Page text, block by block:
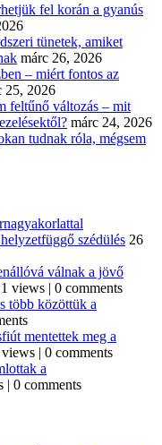
fel korán a gyanús
tünetek, amiket
márc 26, 2026
– miért fontos az
25, 2026
feltűnő változás – mit
márc 24, 2026
tudnak róla, mégsem
szédülés 26
válnak a jövő
views | 0 comments
több közöttük a
mentettek meg a
views | 0 comments
a
| 0 comments